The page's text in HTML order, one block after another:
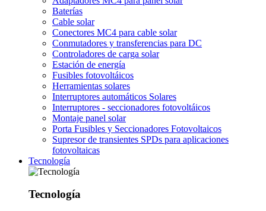
Baterías
Cable solar
Conectores MC4 para cable solar
Conmutadores y transferencias para DC
Controladores de carga solar
Estación de energía
Fusibles fotovoltáicos
Herramientas solares
Interruptores automáticos Solares
Interruptores - seccionadores fotovoltáicos
Montaje panel solar
Porta Fusibles y Seccionadores Fotovoltaicos
Supresor de transientes SPDs para aplicaciones
fotovoltaicas
Tecnología
Tecnología